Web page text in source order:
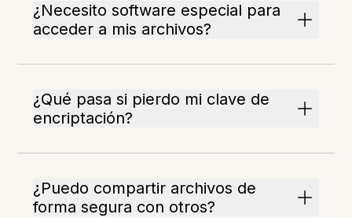
¿Necesito software especial para
acceder a mis archivos?
¿Qué pasa si pierdo mi clave de
encriptación?
¿Puedo compartir archivos de
forma segura con otros?